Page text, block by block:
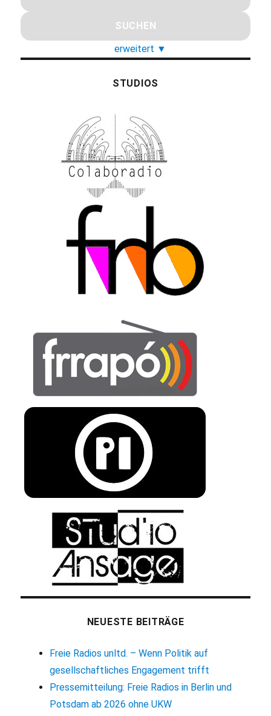
erweitert ▼
STUDIOS
NEUESTE BEITRÄGE
Freie Radios unltd. – Wenn Politik auf
gesellschaftliches Engagement trifft
Pressemitteilung: Freie Radios in Berlin und
Potsdam ab 2026 ohne UKW